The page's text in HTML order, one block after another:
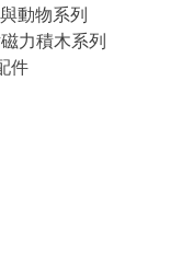
動物系列
力積木系列
件